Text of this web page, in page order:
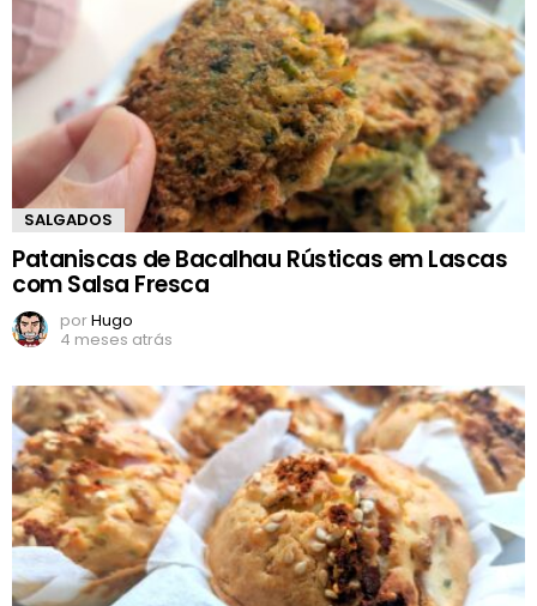
SALGADOS
Pataniscas de Bacalhau Rústicas em Lascas
com Salsa Fresca
porHugo
4 meses atrás